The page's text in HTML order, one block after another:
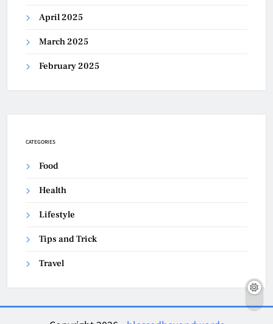
April 2025
March 2025
February 2025
CATEGORIES
Food
Health
Lifestyle
Tips and Trick
Travel